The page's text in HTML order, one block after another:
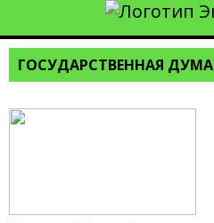
ГОСУДАРСТВЕННАЯ ДУМА